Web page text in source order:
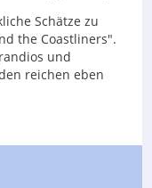
Schätze zu
the Coastliners".
und
reichen eben